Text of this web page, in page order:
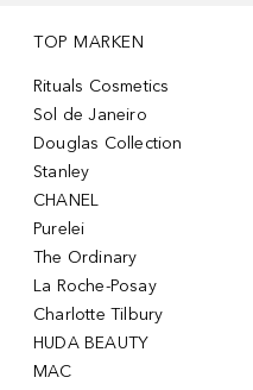
TOP MARKEN
Rituals Cosmetics
Sol de Janeiro
Douglas Collection
Stanley
CHANEL
Purelei
The Ordinary
La Roche-Posay
Charlotte Tilbury
HUDA BEAUTY
MAC